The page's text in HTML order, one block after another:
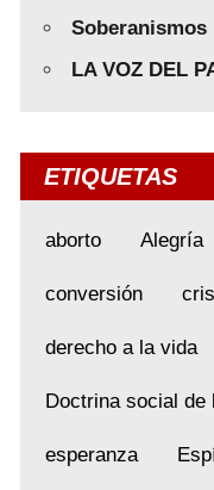
Soberanismos
LA VOZ DEL
ETIQUETAS
aborto Alegría
conversión
derecho a la vida
Doctrina social de
esperanza